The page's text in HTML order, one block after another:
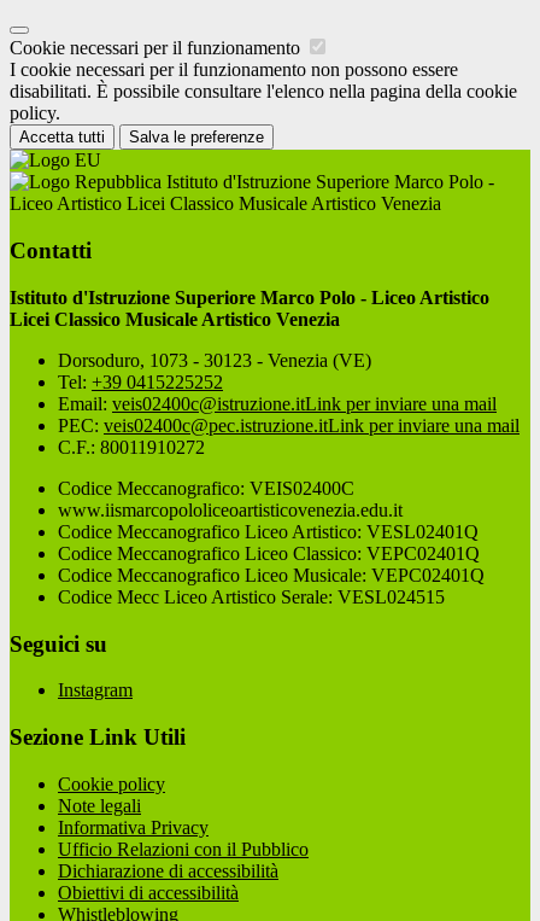
Cookie necessari per il funzionamento
I cookie necessari per il funzionamento non possono essere
disabilitati. È possibile consultare l'elenco nella pagina della cookie
policy.
Accetta tutti Salva le preferenze
Istituto d'Istruzione Superiore Marco Polo -
Liceo Artistico Licei Classico Musicale Artistico Venezia
Contatti
Istituto d'Istruzione Superiore Marco Polo - Liceo Artistico
Licei Classico Musicale Artistico Venezia
Dorsoduro, 1073 - 30123 - Venezia (VE)
Tel: +39 0415225252
Email: veis02400c@istruzione.itLink per inviare una mail
PEC: veis02400c@pec.istruzione.itLink per inviare una mail
C.F.: 80011910272
Codice Meccanografico: VEIS02400C
www.iismarcopololiceoartisticovenezia.edu.it
Codice Meccanografico Liceo Artistico: VESL02401Q
Codice Meccanografico Liceo Classico: VEPC02401Q
Codice Meccanografico Liceo Musicale: VEPC02401Q
Codice Mecc Liceo Artistico Serale: VESL024515
Seguici su
Instagram
Sezione Link Utili
Cookie policy
Note legali
Informativa Privacy
Ufficio Relazioni con il Pubblico
Dichiarazione di accessibilità
Obiettivi di accessibilità
Whistleblowing